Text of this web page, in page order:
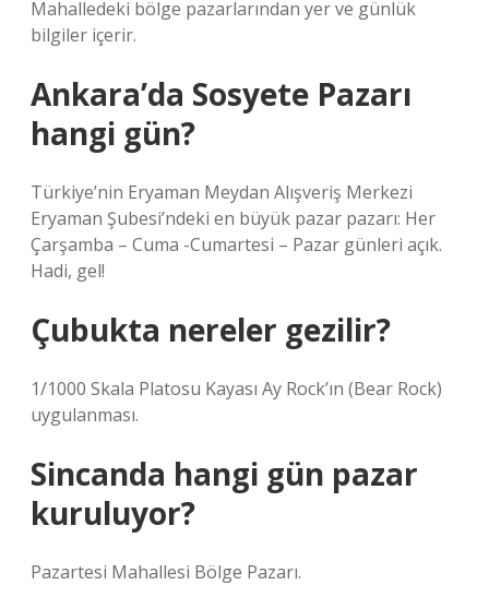
Mahalledeki bölge pazarlarından yer ve günlük
bilgiler içerir.
Ankara’da Sosyete Pazarı
hangi gün?
Türkiye’nin Eryaman Meydan Alışveriş Merkezi
Eryaman Şubesi’ndeki en büyük pazar pazarı: Her
Çarşamba – Cuma -Cumartesi – Pazar günleri açık.
Hadi, gel!
Çubukta nereler gezilir?
1/1000 Skala Platosu Kayası Ay Rock’ın (Bear Rock)
uygulanması.
Sincanda hangi gün pazar
kuruluyor?
Pazartesi Mahallesi Bölge Pazarı.